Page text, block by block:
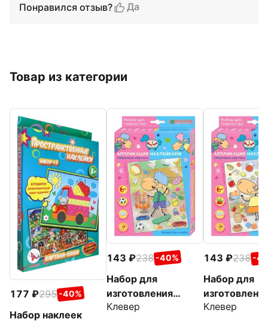
Понравился отзыв?
Да
Товар из категории
177 295 -40%
Набор наклеек
143 238 -40%
Набор для
изготовления
картины Барашек
Клевер
143 238 -
Набор для
картины
Клевер